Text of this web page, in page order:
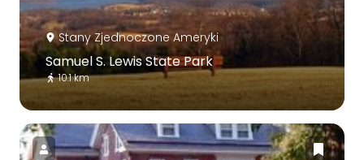
Stany Zjednoczone Ameryki
Samuel S. Lewis State Park
10.1 km